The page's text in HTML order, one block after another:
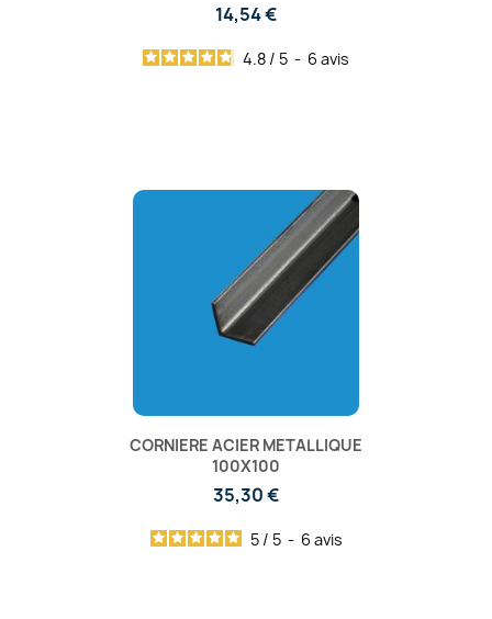
14,54 €
4.8 / 5 - 6 avis
CORNIERE ACIER METALLIQUE
100X100
35,30 €
5 / 5 - 6 avis